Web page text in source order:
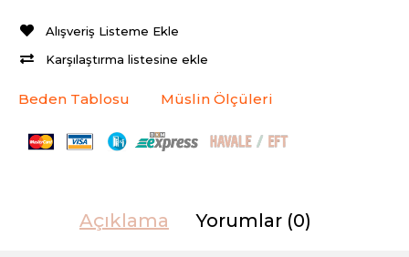
Alışveriş Listeme Ekle
Karşılaştırma listesine ekle
Beden Tablosu Müslin Ölçüleri
Açıklama Yorumlar (0)